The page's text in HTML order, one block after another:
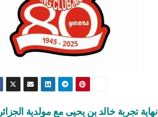
نهاية تجربة خالد بن يحيى مع مولدية الجزائر